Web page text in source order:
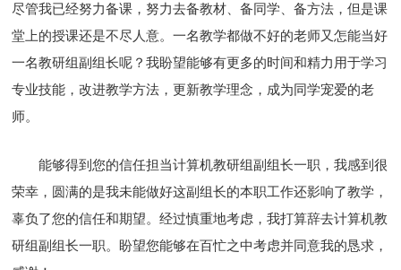
尽管我已经努力备课，努力去备教材、备同学、备方法，但是课
堂上的授课还是不尽人意。一名教学都做不好的老师又怎能当好
一名教研组副组长呢？我盼望能够有更多的时间和精力用于学习
专业技能，改进教学方法，更新教学理念，成为同学宠爱的老
师。
能够得到您的信任担当计算机教研组副组长一职，我感到很
荣幸，圆满的是我未能做好这副组长的本职工作还影响了教学，
辜负了您的信任和期望。经过慎重地考虑，我打算辞去计算机教
研组副组长一职。盼望您能够在百忙之中考虑并同意我的恳求，